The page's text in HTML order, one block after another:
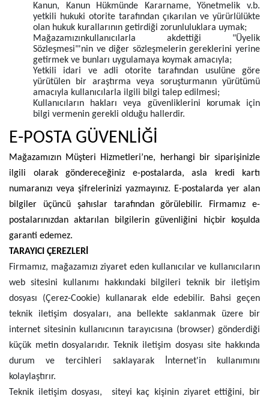
Kanun, Kanun Hükmünde Kararname, Yönetmelik v.b.
yetkili hukuki otorite tarafından çıkarılan ve yürürlülükte
olan hukuk kurallarının getirdiği zorunluluklara uymak;
Mağazamızınkullanıcılarla akdettiği "Üyelik
Sözleşmesi"'nin ve diğer sözleşmelerin gereklerini yerine
getirmek ve bunları uygulamaya koymak amacıyla;
Yetkili idari ve adli otorite tarafından usulüne göre
yürütülen bir araştırma veya soruşturmanın yürütümü
amacıyla kullanıcılarla ilgili bilgi talep edilmesi;
Kullanıcıların hakları veya güvenliklerini korumak için
bilgi vermenin gerekli olduğu hallerdir.
E-POSTA GÜVENLİĞİ
Mağazamızın Müşteri Hizmetleri’ne, herhangi bir siparişinizle
ilgili olarak göndereceğiniz e-postalarda, asla kredi kartı
numaranızı veya şifrelerinizi yazmayınız. E-postalarda yer alan
bilgiler üçüncü şahıslar tarafından görülebilir. Firmamız e-
postalarınızdan aktarılan bilgilerin güvenliğini hiçbir koşulda
garanti edemez.
TARAYICI ÇEREZLERİ
Firmamız, mağazamızı ziyaret eden kullanıcılar ve kullanıcıların
web sitesini kullanımı hakkındaki bilgileri teknik bir iletişim
dosyası (Çerez-Cookie) kullanarak elde edebilir. Bahsi geçen
teknik iletişim dosyaları, ana bellekte saklanmak üzere bir
internet sitesinin kullanıcının tarayıcısına (browser) gönderdiği
küçük metin dosyalarıdır. Teknik iletişim dosyası site hakkında
durum ve tercihleri saklayarak İnternet'in kullanımını
kolaylaştırır.
Teknik iletişim dosyası, siteyi kaç kişinin ziyaret ettiğini, bir